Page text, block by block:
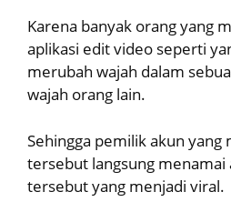
Karena banyak orang yang
aplikasi edit video seperti
merubah wajah dalam
wajah orang lain.
Sehingga pemilik akun yang
tersebut langsung menamai
tersebut yang menjadi viral.